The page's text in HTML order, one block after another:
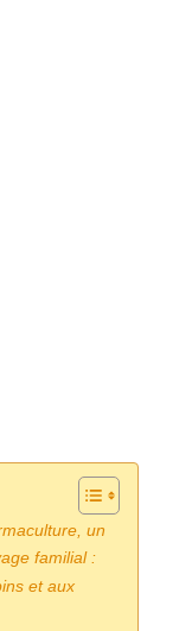
un
familial :
et aux